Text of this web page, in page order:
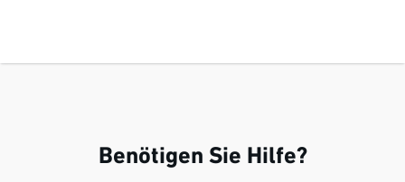
Benötigen Sie Hilfe?